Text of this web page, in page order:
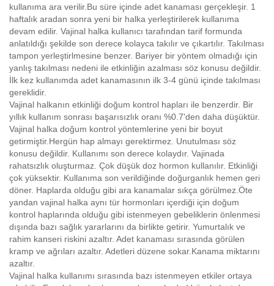
kullanıma ara verilir.Bu süre içinde adet kanaması gerçekleşir. 1
haftalık aradan sonra yeni bir halka yerleştirilerek kullanıma
devam edilir. Vajinal halka kullanıcı tarafından tarif formunda
anlatıldığı şekilde son derece kolayca takılır ve çıkartılır. Takılması
tampon yerleştirlmesine benzer. Bariyer bir yöntem olmadığı için
yanlış takılması nedeni ile etkinliğin azalması söz konusu değildir.
İlk kez kullanımda adet kanamasının ilk 3-4 günü içinde takılması
gereklidir.
Vajinal halkanın etkinliği doğum kontrol hapları ile benzerdir. Bir
yıllık kullanım sonrası başarısızlık oranı %0.7'den daha düşüktür.
Vajinal halka doğum kontrol yöntemlerine yeni bir boyut
getirmiştir.Hergün hap almayı gerektirmez. Unutulması söz
konusu değildir. Kullanımı son derece kolaydır. Vajinada
rahatsızlık oluşturmaz. Çok düşük doz hormon kullanılır. Etkinliği
çok yüksektir. Kullanıma son verildiğinde doğurganlık hemen geri
döner. Haplarda olduğu gibi ara kanamalar sıkça görülmez.Öte
yandan vajinal halka aynı tür hormonları içerdiği için doğum
kontrol haplarında olduğu gibi istenmeyen gebeliklerin önlenmesi
dışında bazı sağlık yararlarını da birlikte getirir. Yumurtalık ve
rahim kanseri riskini azaltır. Adet kanaması sırasında görülen
kramp ve ağrıları azaltır. Adetleri düzene sokar.Kanama miktarını
azaltır.
Vajinal halka kullanımı sırasında bazı istenmeyen etkiler ortaya